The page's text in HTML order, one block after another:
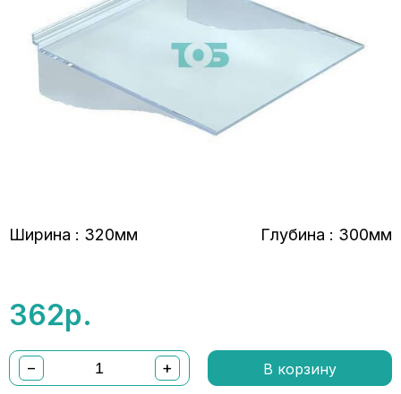
Ширина : 320мм Глубина : 300мм
362р.
− + В корзину